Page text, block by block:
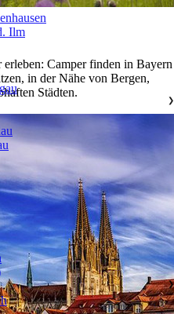
Camper finden in Bayern
in der Nähe von Bergen,
Städten.
Ilm
❯
❯